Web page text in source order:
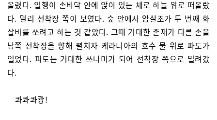
올렸다. 일행이 손바닥 안에 앉아 있는 채로 하늘 위로 떠올랐
다. 멀리 선착장 쪽이 보였다. 숲 안에서 암살조가 두 번째 화
살비를 쏘려고 하는 것 같았다. 그때 거대한 존재가 다른 손을
남쪽 선착장을 향해 펼치자 케라니아의 호수 물 위로 파도가
일었다. 파도는 거대한 쓰나미가 되어 선착장 쪽으로 밀려갔
다.
콰콰콰쾅!